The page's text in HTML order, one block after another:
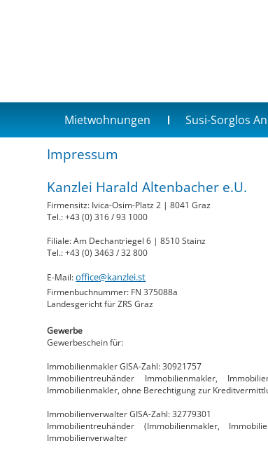
Mietwohnungen Susi-Sorglos
Impressum
Kanzlei Harald Altenbacher e.U.
Firmensitz: Ivica-Osim-Platz 2 | 8041 Graz
Tel.: +43 (0) 316 / 93 1000
Filiale: Am Dechantriegel 6 | 8510 Stainz
Tel.: +43 (0) 3463 / 32 800
E-Mail:office@kanzlei.st
Firmenbuchnummer: FN 375088a
Landesgericht für ZRS Graz
Gewerbe
Gewerbeschein für:
Immobilienmakler GISA-Zahl: 30921757
Immobilientreuhänder Immobilienmakler,
Immobilienmakler, ohne Berechtigung zur
Immobilienverwalter GISA-Zahl: 32779301
Immobilientreuhänder (Immobilienmakler,
Immobilienverwalter